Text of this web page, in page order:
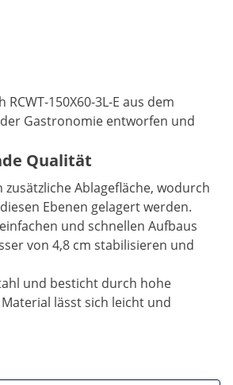
150X60-3L-E aus dem
Gastronomie entworfen und
Qualität
Ablagefläche, wodurch
Ebenen gelagert werden.
und schnellen Aufbaus
von 4,8 cm stabilisieren und
und besticht durch hohe
lässt sich leicht und